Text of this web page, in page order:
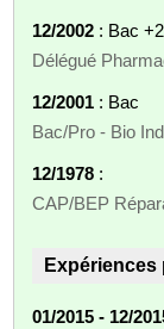
12/2002 : Bac +2
Délégué
12/2001 : Bac
Bac/Pro - Bio
12/1978 :
CAP/BEP
01/2015 - 12/